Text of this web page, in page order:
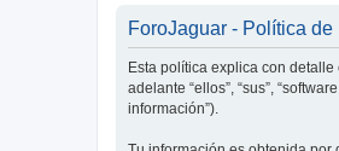
ForoJaguar - Política de
Esta política explica con detalle
adelante “ellos”, “sus”,
información”).